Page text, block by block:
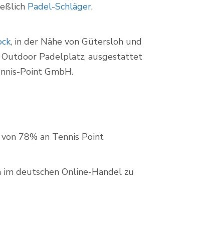
Padel-Schläger,
, in der Nähe von Gütersloh und
Padelplatz, ausgestattet
Point GmbH.
78% an Tennis Point
deutschen Online-Handel zu